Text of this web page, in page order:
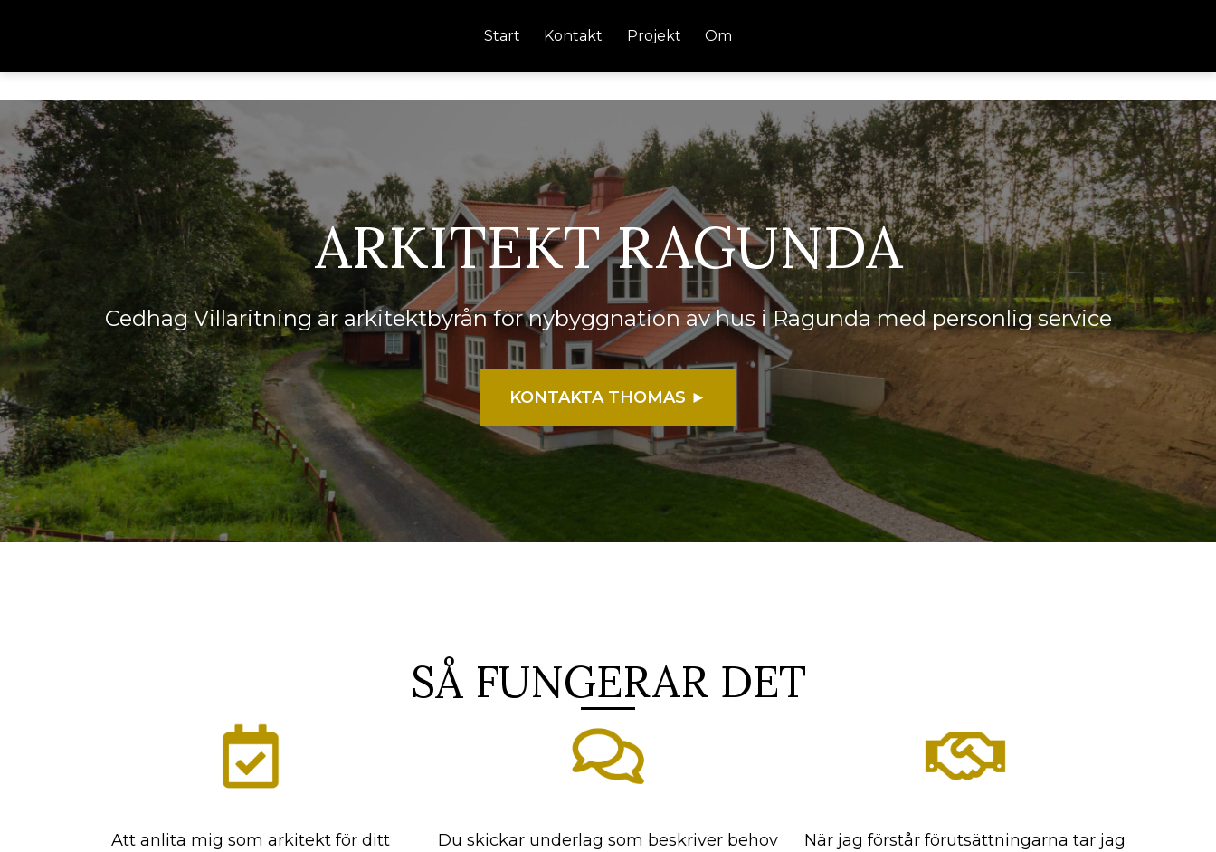
Start Kontakt Projekt Om
ARKITEKT RAGUNDA
Cedhag Villaritning är arkitektbyrån för nybyggnation av hus i Ragunda med personlig service
KONTAKTA THOMAS ►
SÅ FUNGERAR DET
Att anlita mig som arkitekt för ditt
Du skickar underlag som beskriver behov
När jag förstår förutsättningarna tar jag